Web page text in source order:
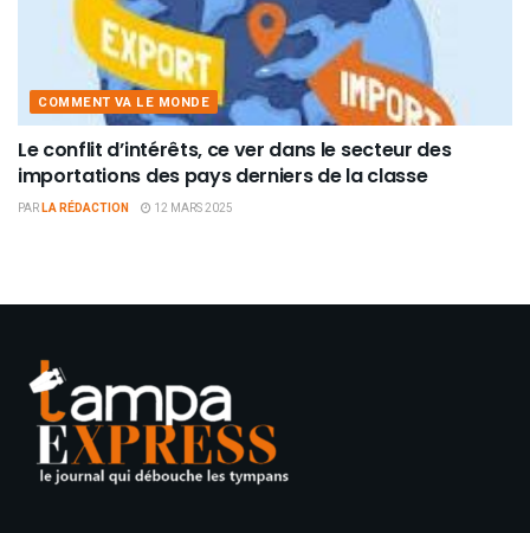
COMMENT VA LE MONDE
Le conflit d’intérêts, ce ver dans le secteur des
importations des pays derniers de la classe
PARLA RÉDACTION 12 MARS 2025